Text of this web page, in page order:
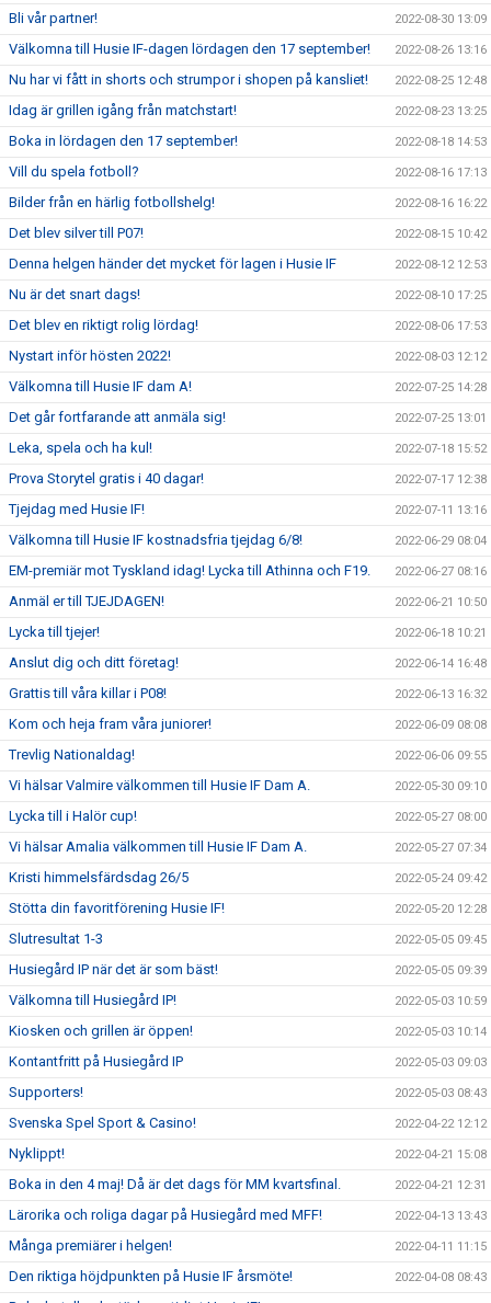
Bli vår partner! 2022-08-30 13:09
Välkomna till Husie IF-dagen lördagen den 17 september! 2022-08-26 13:16
Nu har vi fått in shorts och strumpor i shopen på kansliet! 2022-08-25 12:48
Idag är grillen igång från matchstart! 2022-08-23 13:25
Boka in lördagen den 17 september! 2022-08-18 14:53
Vill du spela fotboll? 2022-08-16 17:13
Bilder från en härlig fotbollshelg! 2022-08-16 16:22
Det blev silver till P07! 2022-08-15 10:42
Denna helgen händer det mycket för lagen i Husie IF 2022-08-12 12:53
Nu är det snart dags! 2022-08-10 17:25
Det blev en riktigt rolig lördag! 2022-08-06 17:53
Nystart inför hösten 2022! 2022-08-03 12:12
Välkomna till Husie IF dam A! 2022-07-25 14:28
Det går fortfarande att anmäla sig! 2022-07-25 13:01
Leka, spela och ha kul! 2022-07-18 15:52
Prova Storytel gratis i 40 dagar! 2022-07-17 12:38
Tjejdag med Husie IF! 2022-07-11 13:16
Välkomna till Husie IF kostnadsfria tjejdag 6/8! 2022-06-29 08:04
EM-premiär mot Tyskland idag! Lycka till Athinna och F19. 2022-06-27 08:16
Anmäl er till TJEJDAGEN! 2022-06-21 10:50
Lycka till tjejer! 2022-06-18 10:21
Anslut dig och ditt företag! 2022-06-14 16:48
Grattis till våra killar i P08! 2022-06-13 16:32
Kom och heja fram våra juniorer! 2022-06-09 08:08
Trevlig Nationaldag! 2022-06-06 09:55
Vi hälsar Valmire välkommen till Husie IF Dam A. 2022-05-30 09:10
Lycka till i Halör cup! 2022-05-27 08:00
Vi hälsar Amalia välkommen till Husie IF Dam A. 2022-05-27 07:34
Kristi himmelsfärdsdag 26/5 2022-05-24 09:42
Stötta din favoritförening Husie IF! 2022-05-20 12:28
Slutresultat 1-3 2022-05-05 09:45
Husiegård IP när det är som bäst! 2022-05-05 09:39
Välkomna till Husiegård IP! 2022-05-03 10:59
Kiosken och grillen är öppen! 2022-05-03 10:14
Kontantfritt på Husiegård IP 2022-05-03 09:03
Supporters! 2022-05-03 08:43
Svenska Spel Sport & Casino! 2022-04-22 12:12
Nyklippt! 2022-04-21 15:08
Boka in den 4 maj! Då är det dags för MM kvartsfinal. 2022-04-21 12:31
Lärorika och roliga dagar på Husiegård med MFF! 2022-04-13 13:43
Många premiärer i helgen! 2022-04-11 11:15
Den riktiga höjdpunkten på Husie IF årsmöte! 2022-04-08 08:43